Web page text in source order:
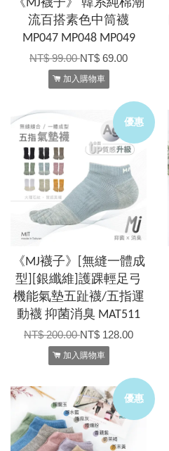
《MJ襪子》 韓系純棉潮
流百搭素色中筒襪
MP047 MP048 MP049
NT$ 99.00NT$ 69.00
加入購物車
優惠
《MJ襪子》[無縫一體成
型][銀纖維]護踝輕足弓
機能氣墊五趾襪/五指運
動襪 抑菌消臭 MAT511
NT$ 200.00NT$ 128.00
加入購物車
優惠